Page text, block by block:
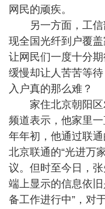
网民的顽疾。
另一方面，工信
现全国光纤到户覆
让网民们一度十分
缓慢却让人苦苦等
入户真的那么难？
家住北京朝阳区
频道表示，他家里
年年初，他通过联
北京联通的“光进万
议。但时至今日，
端上显示的信息依
备工作进行中”，对